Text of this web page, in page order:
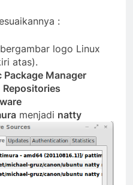
:
logo Linux
atas).
Package Manager
menjadi natty